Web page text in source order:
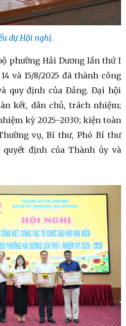
dự Hội nghị.
phường Hải Dương lần thứ I
và 15/8/2025 đã thành công
quy định của Đảng. Đại hội
kết, dân chủ, trách nhiệm;
kỳ 2025–2030; kiện toàn
vụ, Bí thư, Phó Bí thư
định của Thành ủy và